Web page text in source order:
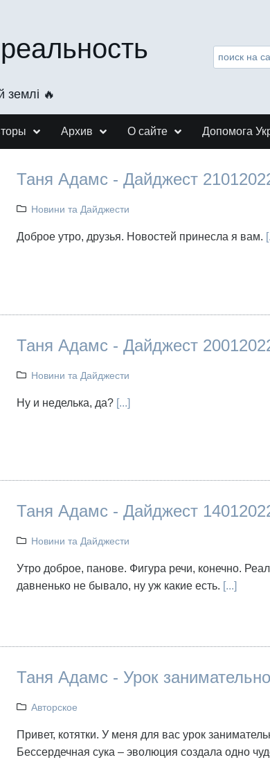
землі 🔥
Архив О сайте Допомога
Таня Адамс - Дайджест
Новини та Дайджести
Доброе утро, друзья. Новостей принесла я вам.
Таня Адамс - Дайджест
Новини та Дайджести
Ну и неделька, да? [...]
Таня Адамс - Дайджест
Новини та Дайджести
Утро доброе, панове. Фигура речи, конечно.
давненько не бывало, ну уж какие есть. [...]
Таня Адамс - Урок
Авторское
Привет, котятки. У меня для вас урок
Бессердечная сука – эволюция создала одно